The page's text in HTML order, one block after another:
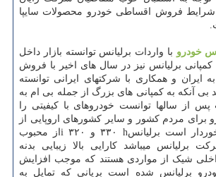
شرایط فروش اقساطی خودرو محصولات سایپا
خودرو با واردات برلیانس توانسته بازار داخل
برلیانس نیز در سال های اخیر با فروش
ایران و همکاری با شرکتهای ایرانی توانسته
آنکه به کمپانی های بزرگ از جمله بی ام به
از سالها توانست خودروهای با کیفیتی را
برای مردم کشور و سایر کشورهای اروپایی از
است برلیانسh ۳۳۰ و ۳۲۰ iاز محبوب
برلیانس میباشد کارایی بالا زیبایی بدنه
داخلی شیک از مواردی هستند که موجب افزایش
برلیانس شده است بریانی که تمایل به